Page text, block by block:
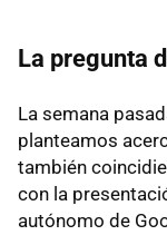
La pregunta
La semana
planteamos
también
con la
autónomo de